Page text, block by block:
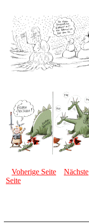
Voherige Seite
Nächste
Seite